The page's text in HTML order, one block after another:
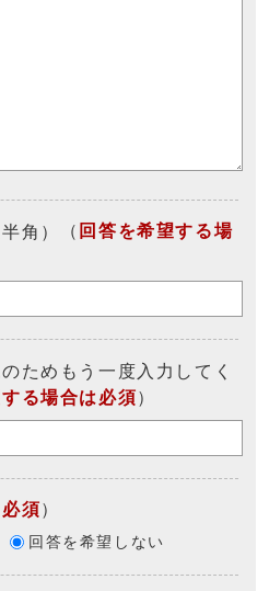
角） （ 回答を希望する場
ためもう一度入力してく
る場合は必須）
必須）
回答を希望しない